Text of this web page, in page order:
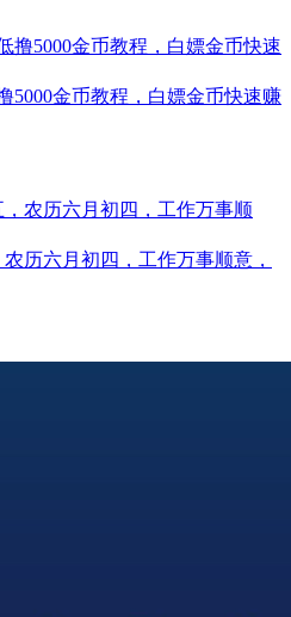
5000金币教程，白嫖金币快速赚
历六月初四，工作万事顺意，